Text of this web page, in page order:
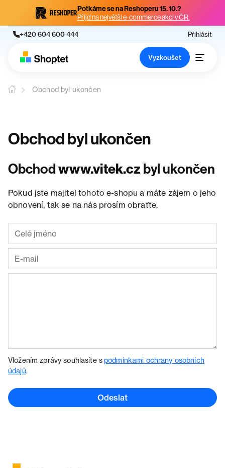
Potkáme se na Reshoperu 15. 10.?
Přijď na největší e-commerce akci v ČR.
+420 604 600 444 Přihlásit
Vyzkoušet
Obchod byl ukončen
Obchod byl ukončen
Obchodwww.vitek.cz byl ukončen
Pokud jste majitel tohoto e-shopu a máte zájem o jeho
obnovení, tak se na nás prosím obraťte.
Vložením zprávy souhlasíte spodmínkami ochrany osobních
údajů.
Odeslat